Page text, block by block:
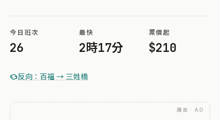
今日班次
26
最快
2時17分
票價起
$210
反向：百福 → 三姓橋
廣告 · AD